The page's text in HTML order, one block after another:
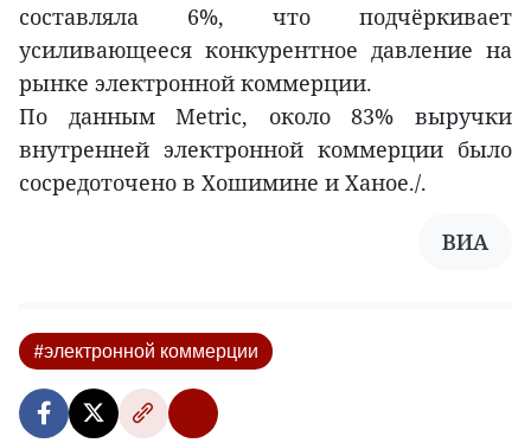
составляла 6%, что подчёркивает
усиливающееся конкурентное давление на
рынке электронной коммерции.
По данным Metric, около 83% выручки
внутренней электронной коммерции было
сосредоточено в Хошимине и Ханое./.
ВИА
#электронной коммерции